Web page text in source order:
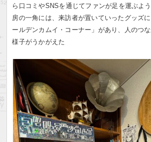
ら口コミやSNSを通じてファンが足を運ぶよ
房の一角には、来訪者が置いていったグッズ
ールデンカムイ・コーナー」があり、人のつ
様子がうかがえた